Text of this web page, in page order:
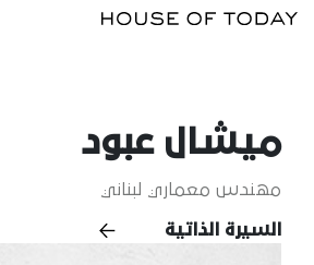
ميشال عبود
مهندس معماري لبناني
السيرة الذاتية